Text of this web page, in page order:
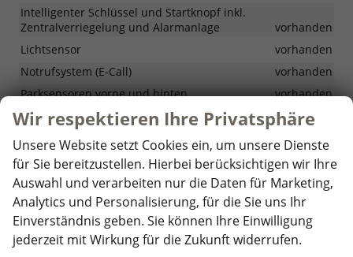
Anfahren
Starten
des
einem
kompatiblen
Mobilgerät,
für
diese
Funktion
muss
die
myHundai-
App
installiert
sein
Intelligenter Schlüssel und Startknopf inkl.
Zentralverriegelung und Alarmanlage
vorhanden
Lichtsensor
vorhanden
Notrufsystem (E-Call)
vorhanden
Parksensoren vorne und hinten
vorhanden
Regensensor
vorhanden
Rückfahrkamera
vorhanden
Servolenkung
vorhanden
Spurfolgeassistent (LFA)
vorhanden
Spurhalteassistent (LKA)
vorhanden
Tempomat
vorhanden
Warnung bei niedrigem Flüssigkeitsstand in den
Wir respektieren Ihre Privatsphäre
Unsere Website setzt Cookies ein, um unsere Dienste
für Sie bereitzustellen. Hierbei berücksichtigen wir Ihre
Auswahl und verarbeiten nur die Daten für Marketing,
Analytics und Personalisierung, für die Sie uns Ihr
Einverständnis geben. Sie können Ihre Einwilligung
jederzeit mit Wirkung für die Zukunft widerrufen.